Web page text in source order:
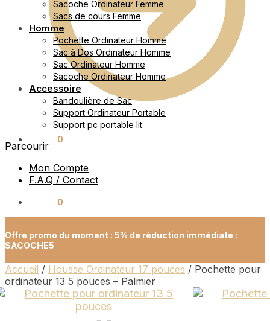
0
Sacoche Ordinateur Femme
Sacs de cours Femme
Homme
Pochette Ordinateur Homme
Sac à Dos Ordinateur Homme
Sac Ordinateur Homme
Sacoche Ordinateur Homme
Accessoire
Bandoulière de Sac
Support Ordinateur Portable
Support pc portable lit
Parcourir
Mon Compte
F.A.Q / Contact
0
Offre promo du moment : 5% de réduction immédiate :
SACOCHE5
Accueil / Housse Ordinateur 17 pouces / Pochette pour
ordinateur 13 5 pouces – Palmier